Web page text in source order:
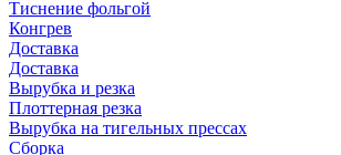
Тиснение фольгой
Конгрев
Доставка
Доставка
Вырубка и резка
Плоттерная резка
Вырубка на тигельных прессах
Сборка